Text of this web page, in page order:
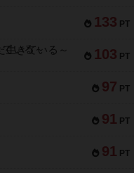
133 PT
103 PT
きている～
97 PT
91 PT
91 PT